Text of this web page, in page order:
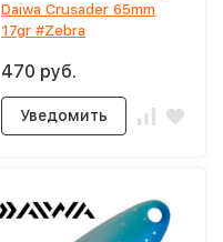
Daiwa Crusader 65mm
17gr #Zebra
470 руб.
Уведомить